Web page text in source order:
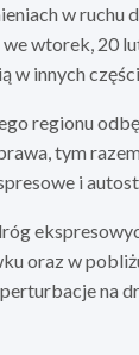
w ruchu
wtorek, 20
w innych
regionu
tym
i
oraz w
na